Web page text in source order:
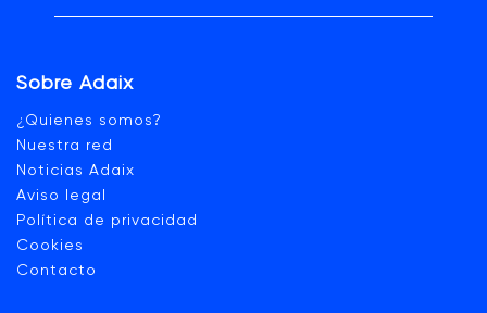
Sobre Adaix
¿Quienes somos?
Nuestra red
Noticias Adaix
Aviso legal
Política de privacidad
Cookies
Contacto